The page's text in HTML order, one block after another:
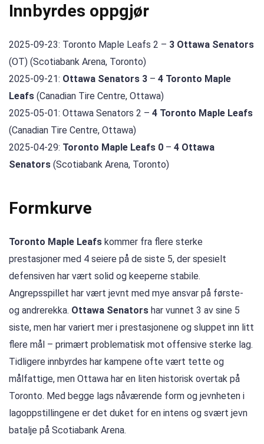
Innbyrdes oppgjør
2025-09-23: Toronto Maple Leafs 2 – 3 Ottawa Senators
(OT) (Scotiabank Arena, Toronto)
2025-09-21: Ottawa Senators 3 – 4 Toronto Maple
Leafs (Canadian Tire Centre, Ottawa)
2025-05-01: Ottawa Senators 2 – 4 Toronto Maple Leafs
(Canadian Tire Centre, Ottawa)
2025-04-29: Toronto Maple Leafs 0 – 4 Ottawa
Senators (Scotiabank Arena, Toronto)
Formkurve
Toronto Maple Leafs kommer fra flere sterke
prestasjoner med 4 seiere på de siste 5, der spesielt
defensiven har vært solid og keeperne stabile.
Angrepsspillet har vært jevnt med mye ansvar på første-
og andrerekka. Ottawa Senators har vunnet 3 av sine 5
siste, men har variert mer i prestasjonene og sluppet inn litt
flere mål – primært problematisk mot offensive sterke lag.
Tidligere innbyrdes har kampene ofte vært tette og
målfattige, men Ottawa har en liten historisk overtak på
Toronto. Med begge lags nåværende form og jevnheten i
lagoppstillingene er det duket for en intens og svært jevn
batalje på Scotiabank Arena.